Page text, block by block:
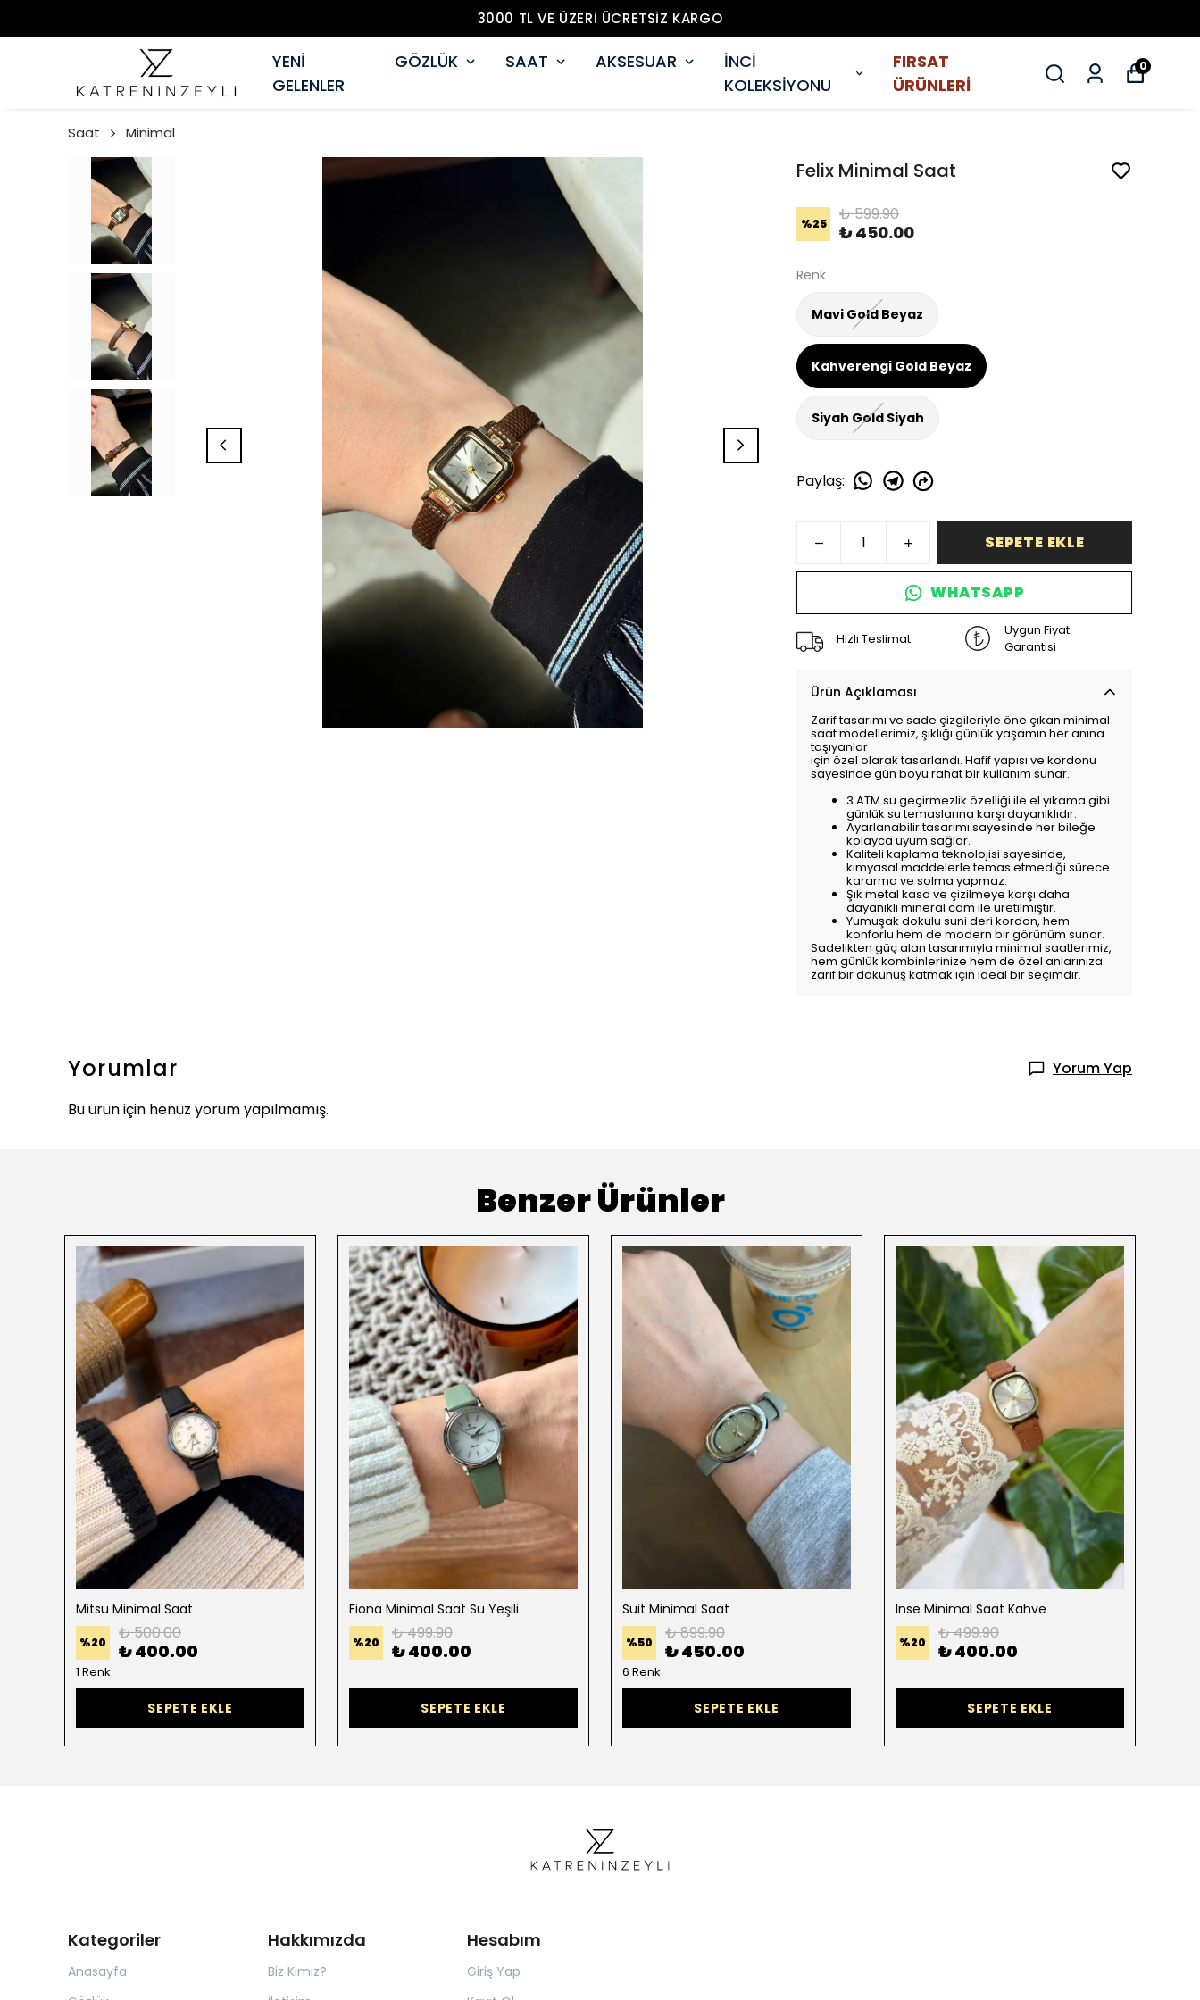
3000 TL VE ÜZERİ ÜCRETSİZ KARGO
YENİ
GELENLER
GÖZLÜK SAAT AKSESUAR
İNCİ
KOLEKSİYONU
FIRSAT
ÜRÜNLERİ
0
Saat Minimal
Felix Minimal Saat
%25 ₺ 599.90
₺ 450.00
Renk
Mavi Gold Beyaz
Kahverengi Gold Beyaz
Siyah Gold Siyah
Paylaş:
SEPETE EKLE
WHATSAPP
Hızlı Teslimat
Uygun Fiyat
Garantisi
Ürün Açıklaması
Zarif tasarımı ve sade çizgileriyle öne çıkan minimal
saat modellerimiz, şıklığı günlük yaşamın her anına
taşıyanlar
için özel olarak tasarlandı. Hafif yapısı ve kordonu
sayesinde gün boyu rahat bir kullanım sunar.
3 ATM su geçirmezlik özelliği ile el yıkama gibi
günlük su temaslarına karşı dayanıklıdır.
Ayarlanabilir tasarımı sayesinde her bileğe
kolayca uyum sağlar.
Kaliteli kaplama teknolojisi sayesinde,
kimyasal maddelerle temas etmediği sürece
kararma ve solma yapmaz.
Şık metal kasa ve çizilmeye karşı daha
dayanıklı mineral cam ile üretilmiştir.
Yumuşak dokulu suni deri kordon, hem
konforlu hem de modern bir görünüm sunar.
Sadelikten güç alan tasarımıyla minimal saatlerimiz,
hem günlük kombinlerinize hem de özel anlarınıza
zarif bir dokunuş katmak için ideal bir seçimdir.
Yorumlar
Yorum Yap
Bu ürün için henüz yorum yapılmamış.
Benzer Ürünler
Mitsu Minimal Saat
%20 ₺ 500.00
₺ 400.00
1 Renk
SEPETE EKLE
Fiona Minimal Saat Su Yeşili
%20 ₺ 499.90
₺ 400.00
SEPETE EKLE
Suit Minimal Saat
%50 ₺ 899.90
₺ 450.00
6 Renk
SEPETE EKLE
Inse Minimal Saat Kahve
%20 ₺ 499.90
₺ 400.00
SEPETE EKLE
Kategoriler
Anasayfa
Hakkımızda
Biz Kimiz?
Hesabım
Giriş Yap